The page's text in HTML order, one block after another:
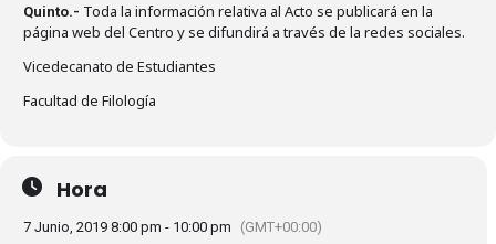
Quinto.- Toda la información relativa al Acto se publicará en la
página web del Centro y se difundirá a través de la redes sociales.
Vicedecanato de Estudiantes
Facultad de Filología
Hora
7 Junio, 2019 8:00 pm - 10:00 pm (GMT+00:00)